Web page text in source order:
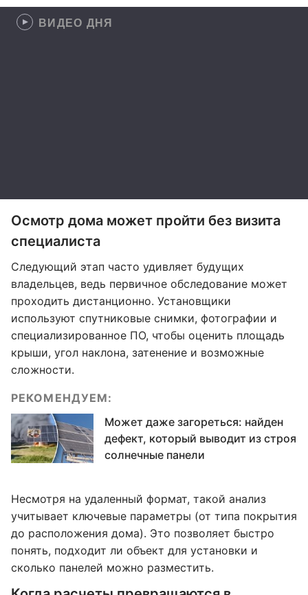
ВИДЕО ДНЯ
Осмотр дома может пройти без визита
специалиста
Следующий этап часто удивляет будущих
владельцев, ведь первичное обследование может
проходить дистанционно. Установщики
используют спутниковые снимки, фотографии и
специализированное ПО, чтобы оценить площадь
крыши, угол наклона, затенение и возможные
сложности.
РЕКОМЕНДУЕМ:
Может даже загореться: найден
дефект, который выводит из строя
солнечные панели
Несмотря на удаленный формат, такой анализ
учитывает ключевые параметры (от типа покрытия
до расположения дома). Это позволяет быстро
понять, подходит ли объект для установки и
сколько панелей можно разместить.